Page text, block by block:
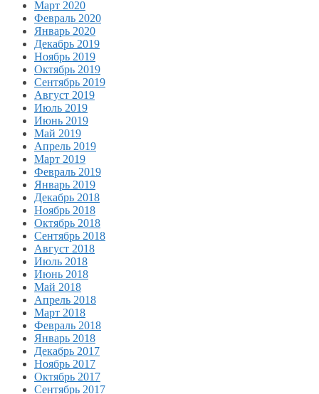
Март 2020
Февраль 2020
Январь 2020
Декабрь 2019
Ноябрь 2019
Октябрь 2019
Сентябрь 2019
Август 2019
Июль 2019
Июнь 2019
Май 2019
Апрель 2019
Март 2019
Февраль 2019
Январь 2019
Декабрь 2018
Ноябрь 2018
Октябрь 2018
Сентябрь 2018
Август 2018
Июль 2018
Июнь 2018
Май 2018
Апрель 2018
Март 2018
Февраль 2018
Январь 2018
Декабрь 2017
Ноябрь 2017
Октябрь 2017
Сентябрь 2017